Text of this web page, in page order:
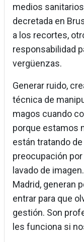
medios
decretada en
a los recortes,
responsabilidad
vergüenzas.
Generar ruido,
técnica de
magos cuando
porque estamos
están tratando
preocupación
lavado de
Madrid, generan
entrar para que
gestión. Son
les funciona si